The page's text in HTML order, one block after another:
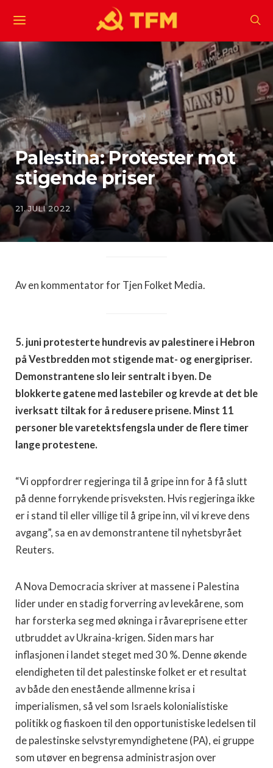
Palestina: Protester mot
stigende priser
21. JULI 2022
Av en kommentator for Tjen Folket Media.
5. juni protesterte hundrevis av palestinere i Hebron
på Vestbredden mot stigende mat- og energipriser.
Demonstrantene slo leir sentralt i byen. De
blokkerte gatene med lastebiler og krevde at det ble
iverksatt tiltak for å redusere prisene. Minst 11
personer ble varetektsfengsla under de flere timer
lange protestene.
“Vi oppfordrer regjeringa til å gripe inn for å få slutt
på denne forrykende prisveksten. Hvis regjeringa ikke
er i stand til eller villige til å gripe inn, vil vi kreve dens
avgang”, sa en av demonstrantene til nyhetsbyrået
Reuters.
A Nova Democracia skriver at massene i Palestina
lider under en stadig forverring av levekårene, som
har forsterka seg med økninga i råvareprisene etter
utbruddet av Ukraina-krigen. Siden mars har
inflasjonen i landet steget med 30 %. Denne økende
elendigheten til det palestinske folket er et resultat
av både den enestående allmenne krisa i
imperialismen, så vel som Israels kolonialistiske
politikk og fiaskoen til den opportunistiske ledelsen til
de palestinske selvstyremyndighetene (PA), ei gruppe
som utøver en begrensa administrasjon over